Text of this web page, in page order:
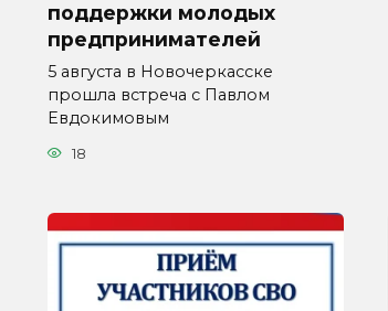
поддержки молодых
предпринимателей
5 августа в Новочеркасске
прошла встреча с Павлом
Евдокимовым
18